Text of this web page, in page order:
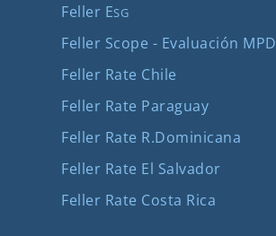
Feller ESG
Feller Scope - Evaluación MPD
Feller Rate Chile
Feller Rate Paraguay
Feller Rate R.Dominicana
Feller Rate El Salvador
Feller Rate Costa Rica